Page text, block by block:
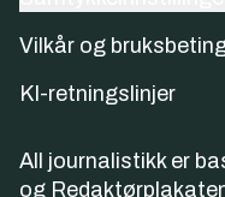
Vilkår og
KI-retningslinjer
All journalistikk er
og